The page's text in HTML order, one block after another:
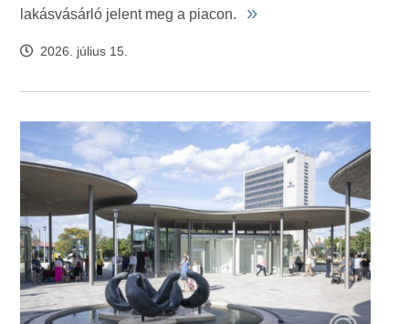
lakásvásárló jelent meg a piacon.
»
2026. július 15.